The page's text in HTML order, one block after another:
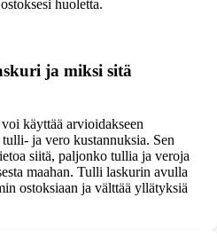
huoletta.
ja miksi sitä
käyttää arvioidakseen
ja vero kustannuksia. Sen
siitä, paljonko tullia ja veroja
maahan. Tulli laskurin avulla
ostoksiaan ja välttää yllätyksiä